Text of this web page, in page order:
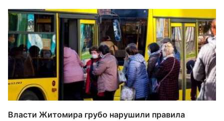
Власти Житомира грубо нарушили правила